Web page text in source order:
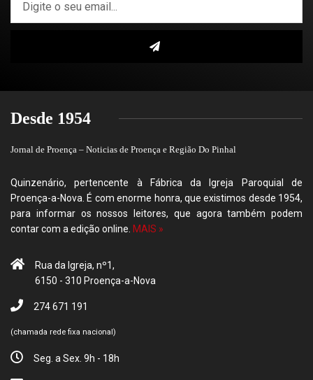
Desde 1954
Jornal de Proença – Noticias de Proença e Região Do Pinhal
Quinzenário, pertencente à Fábrica da Igreja Paroquial de
Proença-a-Nova. É com enorme honra, que existimos desde 1954,
para informar os nossos leitores, que agora também podem
contar com a edição online. MAIS »
Rua da Igreja, nº1,
6150 - 310 Proença-a-Nova
274 671 191
(chamada rede fixa nacional)
Seg. a Sex. 9h - 18h